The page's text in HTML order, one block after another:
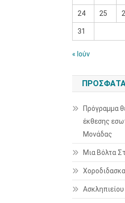
24 25
31
« Ιούν
Πρόγραμμα
έκθεσης
Μονάδας
Μια Βόλτα